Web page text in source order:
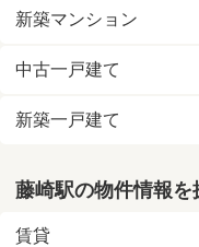
新築マンション
中古一戸建て
新築一戸建て
藤崎駅の物件情報を
賃貸